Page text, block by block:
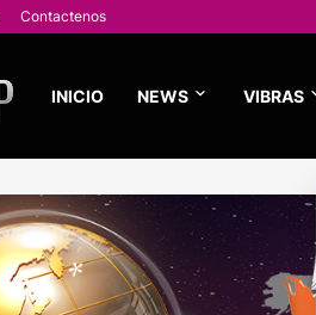
Contactenos
INICIO NEWS VIBRAS